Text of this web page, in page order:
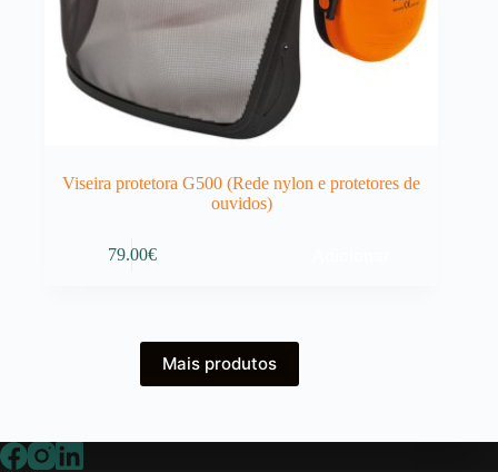
Viseira protetora G500 (Rede nylon e protetores de
ouvidos)
79.00€
Mais produtos